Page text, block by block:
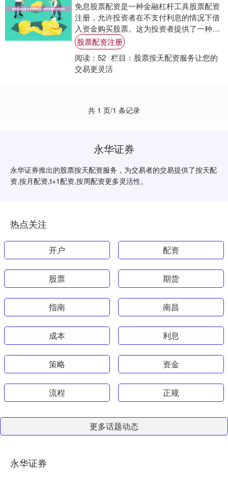
免息股票配资是一种金融杠杆工具股票配资
注册，允许投资者在不支付利息的情况下借
入资金购买股票。这为投资者提供了一种以
较低的成本放大其投资回报的独特机会。 1.
查....
股票配资注册
阅读： 52 栏目： 股票按天配资服务让您的
交易更灵活
共 1 页/1 条记录
永华证券
永华证券推出的股票按天配资服务，为交易者的交易提供了按天配
资,按月配资,t+1配资,按周配资更多灵活性。
热点关注
开户 配资
股票 期货
指南 南昌
成本 利息
策略 资金
流程 正规
更多话题动态
永华证券